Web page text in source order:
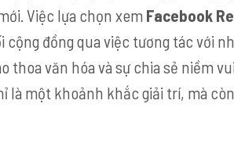
Việc lựa chọn xem Facebook
đồng qua việc tương tác với
thoa văn hóa và sự chia sẻ niềm
là một khoảnh khắc giải trí, mà